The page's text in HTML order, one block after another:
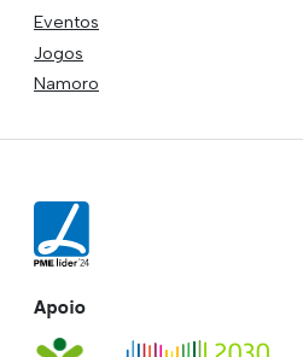
Eventos
Jogos
Namoro
Apoio